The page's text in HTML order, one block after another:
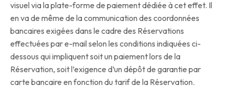
visuel via la plate-forme de paiement dédiée à cet effet. Il
en va de même de la communication des coordonnées
bancaires exigées dans le cadre des Réservations
effectuées par e-mail selon les conditions indiquées ci-
dessous qui impliquent soit un paiement lors de la
Réservation, soit l’exigence d’un dépôt de garantie par
carte bancaire en fonction du tarif de la Réservation.